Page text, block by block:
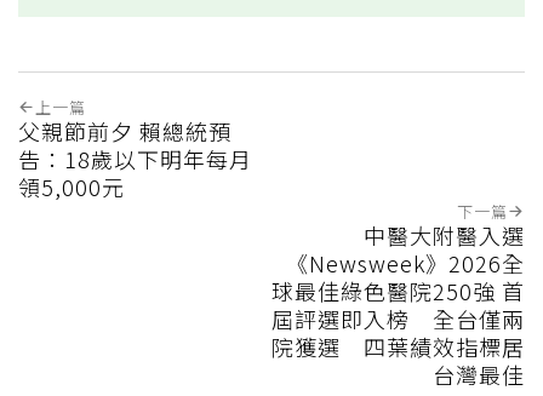
上一篇
父親節前夕 賴總統預
告：18歲以下明年每月
領5,000元
下一篇
中醫大附醫入選
《Newsweek》2026全
球最佳綠色醫院250強 首
屆評選即入榜 全台僅兩
院獲選 四葉績效指標居
台灣最佳